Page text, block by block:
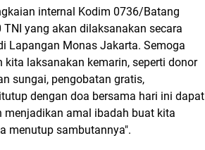
internal Kodim 0736/Batang
yang akan dilaksanakan secara
Lapangan Monas Jakarta. Semoga
laksanakan kemarin, seperti donor
sungai, pengobatan gratis,
dengan doa bersama hari ini dapat
amal ibadah buat kita
menutup sambutannya".